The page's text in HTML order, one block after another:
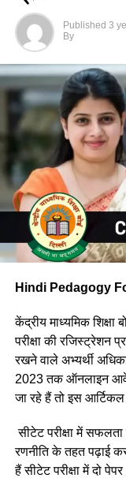
Published 3
By
Hindi Pedagogy
केंद्रीय माध्यमिक शिक्षा
परीक्षा की रजिस्ट्रेशन
रखने वाले अभ्यर्थी
2023 तक ऑनलाइन
जा रहे हैं तो इस
सीटेट परीक्षा में
रणनीति के तहत पढ़ाई
हैं सीटेट परीक्षा में दो